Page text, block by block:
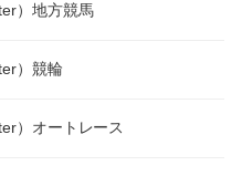
）地方競馬
）競輪
）オートレース